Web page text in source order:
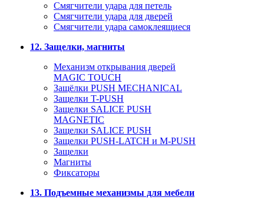
Смягчители удара для петель
Смягчители удара для дверей
Cмягчители удара самоклеящиеся
12. Защелки, магниты
Механизм открывания дверей
MAGIC TOUCH
Защёлки PUSH MECHANICAL
Защелки T-PUSH
Защелки SALICE PUSH
MAGNETIC
Защелки SALICE PUSH
Защелки PUSH-LATCH и M-PUSH
Защелки
Магниты
Фиксаторы
13. Подъемные механизмы для мебели